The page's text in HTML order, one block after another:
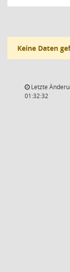
Keine Daten
Letzte
01:32:32